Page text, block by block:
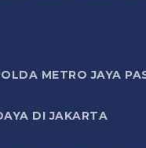
METRO JAYA
DI JAKARTA